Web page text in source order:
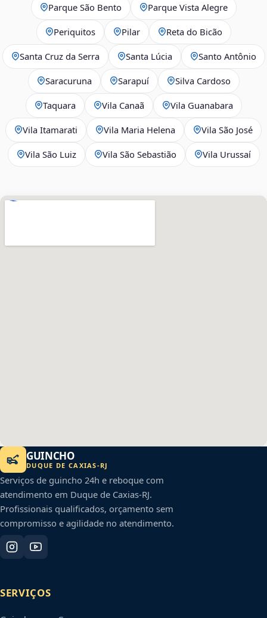
Parque São Bento Parque Vista Alegre
Periquitos Pilar Reta do Bicão
Santa Cruz da Serra Santa Lúcia Santo Antônio
Saracuruna Sarapuí Silva Cardoso
Taquara Vila Canaã Vila Guanabara
Vila Itamarati Vila Maria Helena Vila São José
Vila São Luiz Vila São Sebastião Vila Urussaí
GUINCHO
DUQUE DE CAXIAS-RJ
Serviços de guincho 24h e reboque com
atendimento em Duque de Caxias-RJ.
Profissionais qualificados, orçamento sem
compromisso e agilidade no atendimento.
SERVIÇOS